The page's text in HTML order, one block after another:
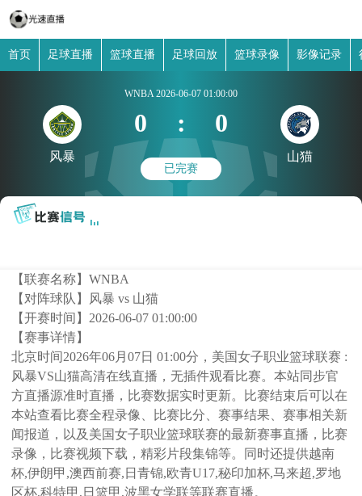
首页 足球直播 篮球直播 足球回放 篮球录像 影像记录
风暴
WNBA 2026-06-07 01:00:00
0 : 0
已完赛
山猫
【联赛名称】WNBA
【对阵球队】 风暴 vs 山猫
【开赛时间】 2026-06-07 01:00:00
【赛事详情】
北京时间2026年06月07日 01:00分，美国女子职业篮球联赛 :
风暴VS山猫高清在线直播，无插件观看比赛。本站同步官
方直播源准时直播，比赛数据实时更新。比赛结束后可以在
本站查看比赛全程录像、比赛比分、赛事结果、赛事相关新
闻报道，以及美国女子职业篮球联赛的最新赛事直播，比赛
录像，比赛视频下载，精彩片段集锦等。同时还提供越南
杯,伊朗甲,澳西前赛,日青锦,欧青U17,秘印加杯,马来超,罗地
区杯,科特甲,日篮甲,波黑女学联等联赛直播。